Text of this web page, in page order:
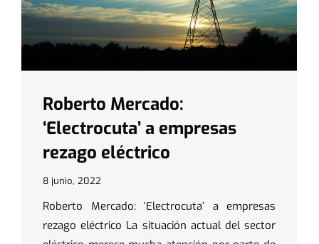
Roberto Mercado:
‘Electrocuta’ a empresas
rezago eléctrico
8 junio, 2022
Roberto Mercado: ‘Electrocuta’ a empresas
rezago eléctrico La situación actual del sector